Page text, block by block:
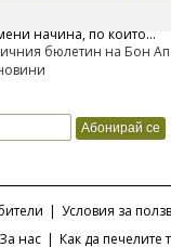
стартира
начина, по който...
бюлетин на Бон
| Условия за
За нас | Как да печелите